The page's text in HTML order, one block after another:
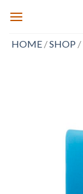
HOME/SHOP /